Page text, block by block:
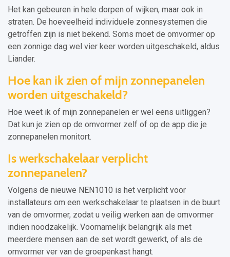
Het kan gebeuren in hele dorpen of wijken, maar ook in
straten. De hoeveelheid individuele zonnesystemen die
getroffen zijn is niet bekend. Soms moet de omvormer op
een zonnige dag wel vier keer worden uitgeschakeld, aldus
Liander.
Hoe kan ik zien of mijn zonnepanelen
worden uitgeschakeld?
Hoe weet ik of mijn zonnepanelen er wel eens uitliggen?
Dat kun je zien op de omvormer zelf of op de app die je
zonnepanelen monitort.
Is werkschakelaar verplicht
zonnepanelen?
Volgens de nieuwe NEN1010 is het verplicht voor
installateurs om een werkschakelaar te plaatsen in de buurt
van de omvormer, zodat u veilig werken aan de omvormer
indien noodzakelijk. Voornamelijk belangrijk als met
meerdere mensen aan de set wordt gewerkt, of als de
omvormer ver van de groepenkast hangt.